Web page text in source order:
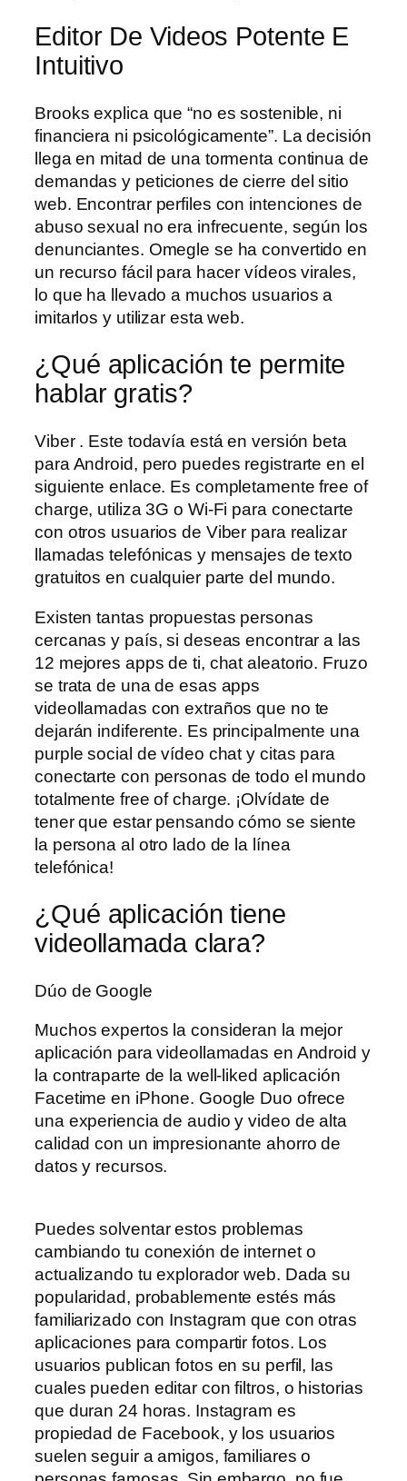
Editor De Videos Potente E
Intuitivo
Brooks explica que “no es sostenible, ni
financiera ni psicológicamente”. La decisión
llega en mitad de una tormenta continua de
demandas y peticiones de cierre del sitio
web. Encontrar perfiles con intenciones de
abuso sexual no era infrecuente, según los
denunciantes. Omegle se ha convertido en
un recurso fácil para hacer vídeos virales,
lo que ha llevado a muchos usuarios a
imitarlos y utilizar esta web.
¿Qué aplicación te permite
hablar gratis?
Viber . Este todavía está en versión beta
para Android, pero puedes registrarte en el
siguiente enlace. Es completamente free of
charge, utiliza 3G o Wi-Fi para conectarte
con otros usuarios de Viber para realizar
llamadas telefónicas y mensajes de texto
gratuitos en cualquier parte del mundo.
Existen tantas propuestas personas
cercanas y país, si deseas encontrar a las
12 mejores apps de ti, chat aleatorio. Fruzo
se trata de una de esas apps
videollamadas con extraños que no te
dejarán indiferente. Es principalmente una
purple social de vídeo chat y citas para
conectarte con personas de todo el mundo
totalmente free of charge. ¡Olvídate de
tener que estar pensando cómo se siente
la persona al otro lado de la línea
telefónica!
¿Qué aplicación tiene
videollamada clara?
Dúo de Google
Muchos expertos la consideran la mejor
aplicación para videollamadas en Android y
la contraparte de la well-liked aplicación
Facetime en iPhone. Google Duo ofrece
una experiencia de audio y video de alta
calidad con un impresionante ahorro de
datos y recursos.
Puedes solventar estos problemas
cambiando tu conexión de internet o
actualizando tu explorador web. Dada su
popularidad, probablemente estés más
familiarizado con Instagram que con otras
aplicaciones para compartir fotos. Los
usuarios publican fotos en su perfil, las
cuales pueden editar con filtros, o historias
que duran 24 horas. Instagram es
propiedad de Facebook, y los usuarios
suelen seguir a amigos, familiares o